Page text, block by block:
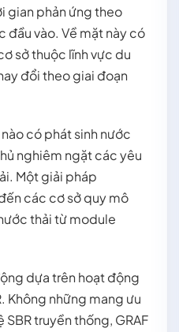
gian phản ứng theo
đầu vào. Về mặt này có
sở thuộc lĩnh vực du
đổi theo giai đoạn
có phát sinh nước
nghiêm ngặt các yêu
Một giải pháp
các cơ sở quy mô
thải từ module
dựa trên hoạt động
Không những mang ưu
truyền thống, GRAF